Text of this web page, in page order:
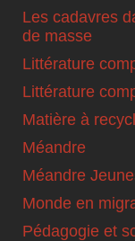
Les cadavres
de masse
Littérature
Littérature
Matière à
Méandre
Méandre
Monde en
Pédagogie et